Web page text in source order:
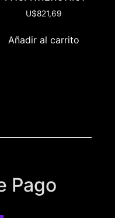
U$821,69
Añadir al carrito
Pago